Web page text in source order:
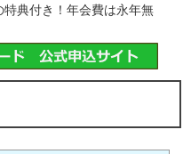
典付き！年会費は永年無